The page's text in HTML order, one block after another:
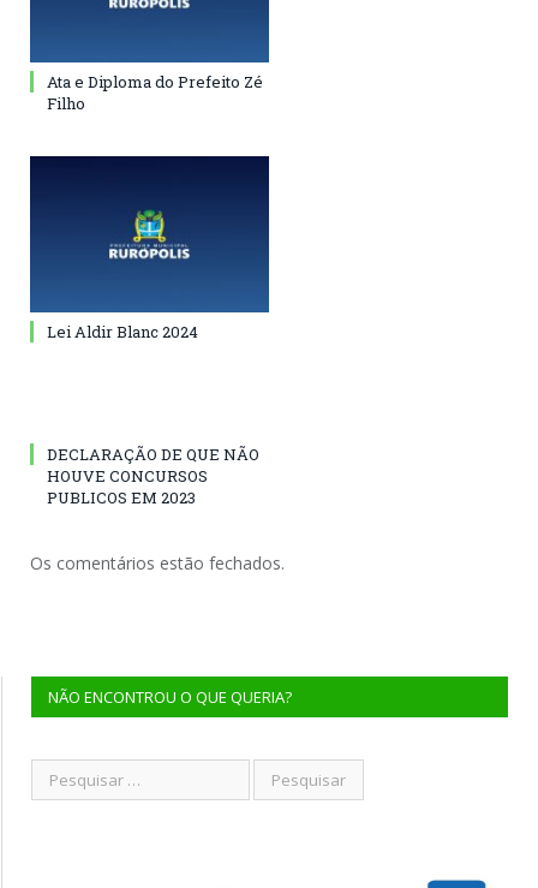
Ata e Diploma do Prefeito Zé
Filho
Lei Aldir Blanc 2024
DECLARAÇÃO DE QUE NÃO
HOUVE CONCURSOS
PUBLICOS EM 2023
Os comentários estão fechados.
NÃO ENCONTROU O QUE QUERIA?